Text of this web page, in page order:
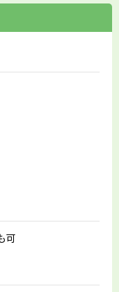
可